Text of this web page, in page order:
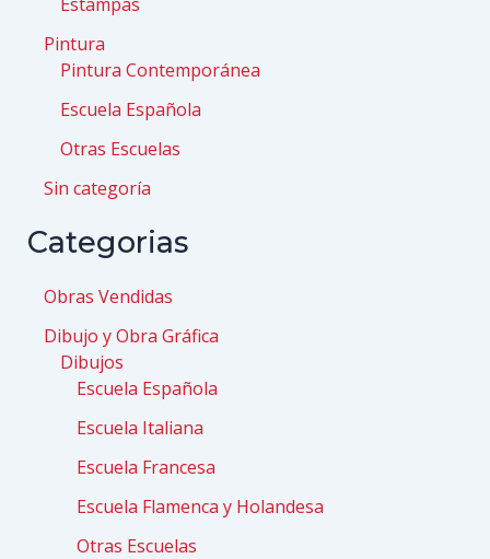
Pintura
Pintura Contemporánea
Escuela Española
Otras Escuelas
Sin categoría
Categorias
Obras Vendidas
Dibujo y Obra Gráfica
Dibujos
Escuela Española
Escuela Italiana
Escuela Francesa
Escuela Flamenca y Holandesa
Otras Escuelas